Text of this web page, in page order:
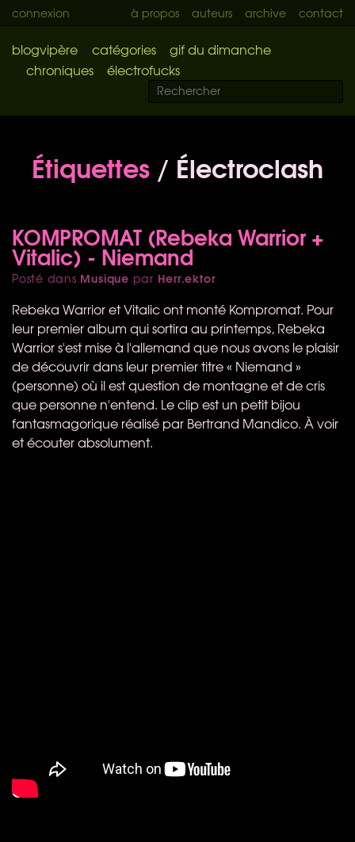
connexion à propos auteurs archive contact
blogvipère catégories
gif du dimanche
chroniques
électrofucks
Étiquettes / Électroclash
KOMPROMAT (Rebeka Warrior +
Vitalic) - Niemand
Posté dans Musique par Herr.ektor
Rebeka Warrior et Vitalic ont monté Kompromat. Pour
leur premier album qui sortira au printemps, Rebeka
Warrior s'est mise à l'allemand que nous avons le plaisir
de découvrir dans leur premier titre « Niemand »
(personne) où il est question de montagne et de cris
que personne n'entend. Le clip est un petit bijou
fantasmagorique réalisé par Bertrand Mandico. À voir
et écouter absolument.